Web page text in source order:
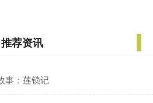
推荐资讯
事：莲锁记